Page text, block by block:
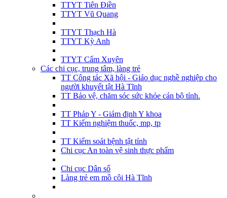
TTYT Tiên Điền
TTYT Vũ Quang
TTYT Thạch Hà
TTYT Kỳ Anh
TTYT Cẩm Xuyên
Các chi cục, trung tâm, làng trẻ
TT Công tác Xã hội - Giáo dục nghề nghiệp cho
người khuyết tật Hà Tĩnh
TT Bảo vệ, chăm sóc sức khỏe cán bộ tỉnh.
TT Pháp Y - Giám định Y khoa
TT Kiểm nghiệm thuốc, mp, tp
TT Kiểm soát bệnh tật tỉnh
Chi cục An toàn vệ sinh thực phẩm
Chi cục Dân số
Làng trẻ em mồ côi Hà Tĩnh